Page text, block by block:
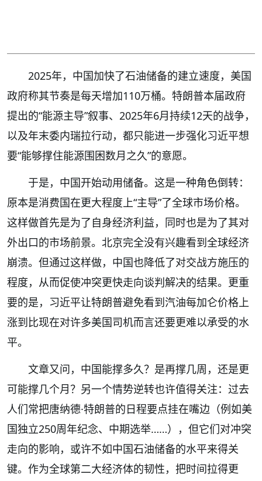
2025年，中国加快了石油储备的建立速度，美国
政府称其节奏是每天增加110万桶。特朗普本届政府
提出的“能源主导”叙事、2025年6月持续12天的战争，
以及年末委内瑞拉行动，都只能进一步强化习近平想
要“能够撑住能源围困数月之久”的意愿。
于是，中国开始动用储备。这是一种角色倒转：
原本是消费国在更大程度上“主导”了全球市场价格。
这样做首先是为了自身经济利益，同时也是为了其对
外出口的市场前景。北京完全没有兴趣看到全球经济
崩溃。但通过这样做，中国也降低了对交战方施压的
程度，从而促使冲突更快走向谈判解决的结果。更重
要的是，习近平让特朗普避免看到汽油每加仑价格上
涨到比现在对许多美国司机而言还要更难以承受的水
平。
文章又问，中国能撑多久？是再撑几周，还是更
可能撑几个月？另一个情势逆转也许值得关注：过去
人们常把唐纳德·特朗普的日程要点挂在嘴边（例如美
国独立250周年纪念、中期选举……），但它们对冲突
走向的影响，或许不如中国石油储备的水平来得关
键。作为全球第二大经济体的韧性，把时间拉得更